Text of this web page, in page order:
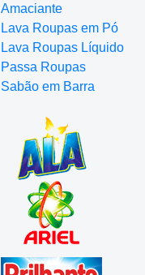
Amaciante
Lava Roupas em Pó
Lava Roupas Líquido
Passa Roupas
Sabão em Barra